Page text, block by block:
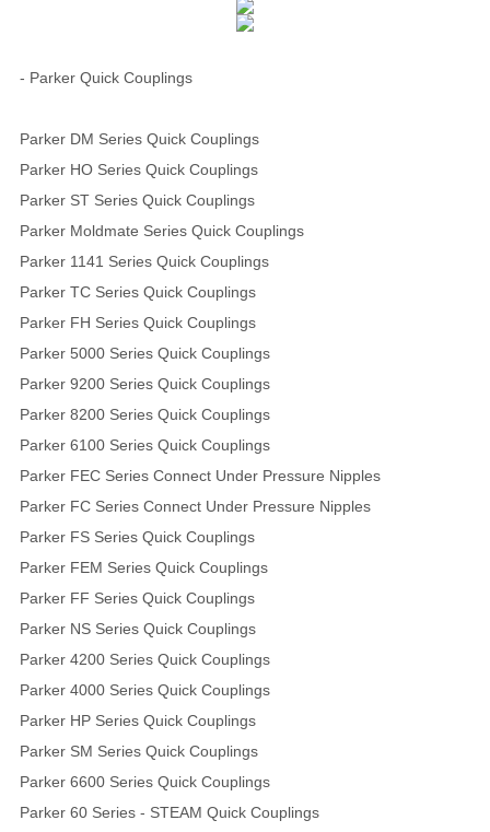
- Parker Quick Couplings
Parker DM Series Quick Couplings
Parker HO Series Quick Couplings
Parker ST Series Quick Couplings
Parker Moldmate Series Quick Couplings
Parker 1141 Series Quick Couplings
Parker TC Series Quick Couplings
Parker FH Series Quick Couplings
Parker 5000 Series Quick Couplings
Parker 9200 Series Quick Couplings
Parker 8200 Series Quick Couplings
Parker 6100 Series Quick Couplings
Parker FEC Series Connect Under Pressure Nipples
Parker FC Series Connect Under Pressure Nipples
Parker FS Series Quick Couplings
Parker FEM Series Quick Couplings
Parker FF Series Quick Couplings
Parker NS Series Quick Couplings
Parker 4200 Series Quick Couplings
Parker 4000 Series Quick Couplings
Parker HP Series Quick Couplings
Parker SM Series Quick Couplings
Parker 6600 Series Quick Couplings
Parker 60 Series - STEAM Quick Couplings